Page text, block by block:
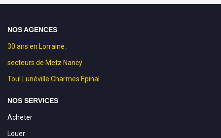
NOS AGENCES
30 ans en Lorraine :
secteurs de Metz Nancy
Toul Lunéville Charmes Epinal
NOS SERVICES
Acheter
Louer